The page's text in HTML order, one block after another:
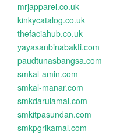
mrjapparel.co.uk
kinkycatalog.co.uk
thefaciahub.co.uk
yayasanbinabakti.com
paudtunasbangsa.com
smkal-amin.com
smkal-manar.com
smkdarulamal.com
smkitpasundan.com
smkpgrikamal.com